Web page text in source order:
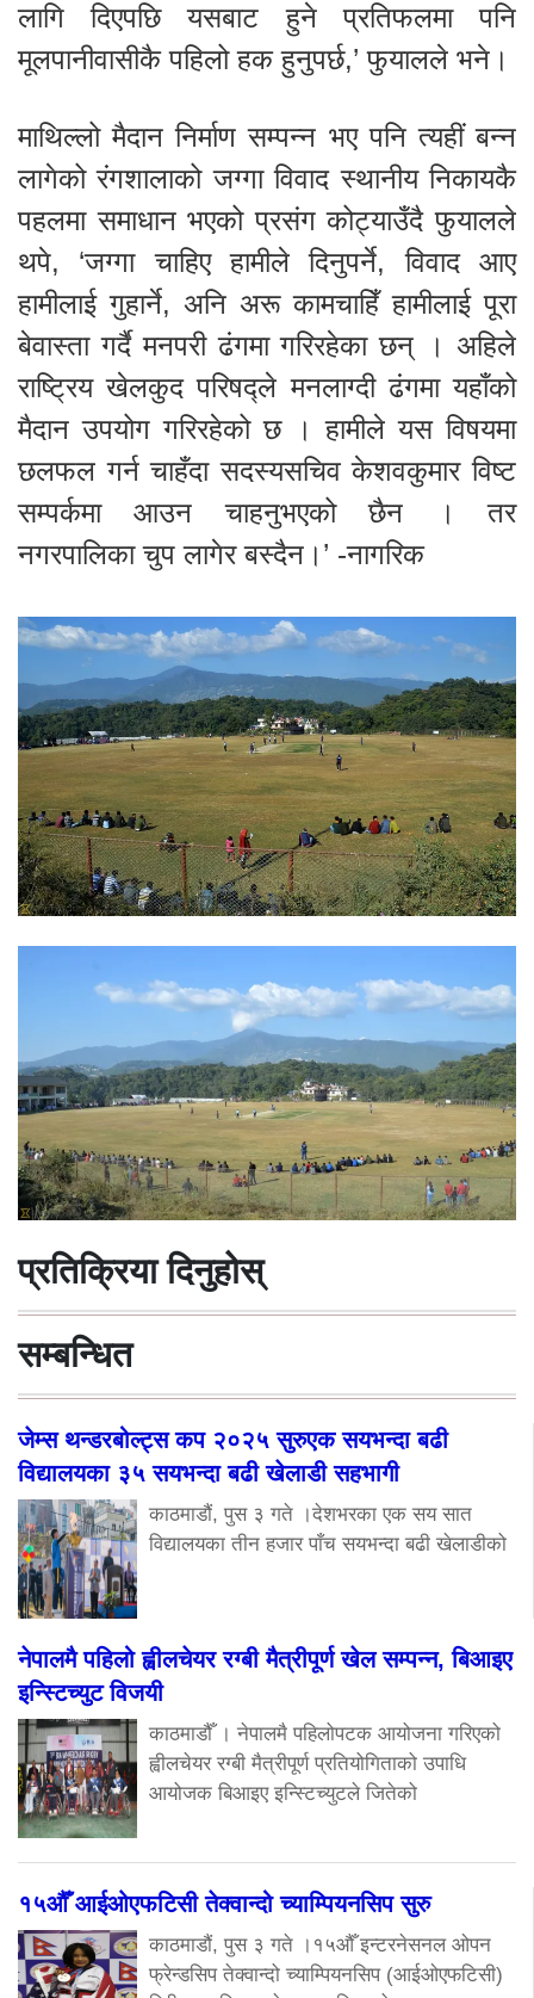
लागि दिएपछि यसबाट हुने प्रतिफलमा पनि
मूलपानीवासीकै पहिलो हक हुनुपर्छ,’ फुयालले भने।
माथिल्लो मैदान निर्माण सम्पन्न भए पनि त्यहीं बन्न
लागेको रंगशालाको जग्गा विवाद स्थानीय निकायकै
पहलमा समाधान भएको प्रसंग कोट्याउँदै फुयालले
थपे, ‘जग्गा चाहिए हामीले दिनुपर्ने, विवाद आए
हामीलाई गुहार्ने, अनि अरू कामचाहिँ हामीलाई पूरा
बेवास्ता गर्दै मनपरी ढंगमा गरिरहेका छन् । अहिले
राष्ट्रिय खेलकुद परिषद्ले मनलाग्दी ढंगमा यहाँको
मैदान उपयोग गरिरहेको छ । हामीले यस विषयमा
छलफल गर्न चाहँदा सदस्यसचिव केशवकुमार विष्ट
सम्पर्कमा आउन चाहनुभएको छैन । तर
नगरपालिका चुप लागेर बस्दैन।’ -नागरिक
प्रतिक्रिया दिनुहोस्
सम्बन्धित
जेम्स थन्डरबोल्ट्स कप २०२५ सुरुएक सयभन्दा बढी
विद्यालयका ३५ सयभन्दा बढी खेलाडी सहभागी
काठमाडौं, पुस ३ गते ।देशभरका एक सय सात
विद्यालयका तीन हजार पाँच सयभन्दा बढी खेलाडीको
नेपालमै पहिलो ह्वीलचेयर रग्बी मैत्रीपूर्ण खेल सम्पन्न, बिआइए
इन्स्टिच्युट विजयी
काठमाडौँ । नेपालमै पहिलोपटक आयोजना गरिएको
ह्वीलचेयर रग्बी मैत्रीपूर्ण प्रतियोगिताको उपाधि
आयोजक बिआइए इन्स्टिच्युटले जितेको
१५औँ आईओएफटिसी तेक्वान्दो च्याम्पियनसिप सुरु
काठमाडौं, पुस ३ गते ।१५औँ इन्टरनेसनल ओपन
फ्रेन्डसिप तेक्वान्दो च्याम्पियनसिप (आईओएफटिसी)